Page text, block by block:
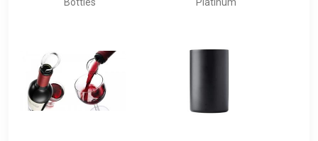
Bottles
Platinum